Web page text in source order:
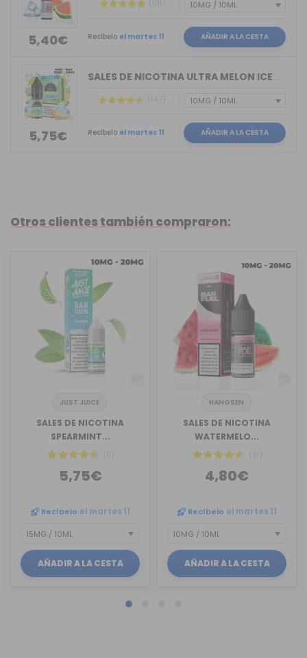
5,40€
(191)
Recíbelo el martes 11 AÑADIR A LA CESTA
5,75€
SALES DE NICOTINA ULTRA MELON ICE BAR...
(147)
Recíbelo el martes 11 AÑADIR A LA CESTA
Otros clientes también compraron:
JUST JUICE
SALES DE NICOTINA
SPEARMINT...
(11)
5,75€
Recíbelo el martes 11
AÑADIR A LA CESTA
HANGSEN
SALES DE NICOTINA
WATERMELO...
(31)
4,80€
Recíbelo el martes 11
AÑADIR A LA CESTA